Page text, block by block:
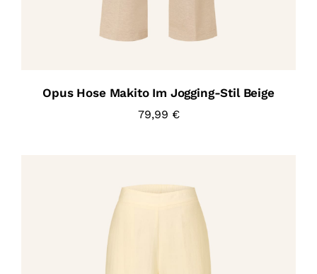
Opus Hose Makito Im Jogging-Stil Beige
79,99 €